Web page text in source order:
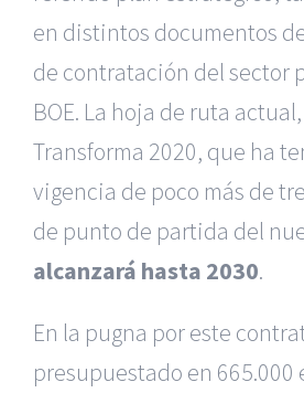
en distintos documentos
de contratación del sector
BOE. La hoja de ruta
Transforma 2020, que ha
vigencia de poco más de
de punto de partida del
alcanzará hasta 2030.
En la pugna por este
presupuestado en